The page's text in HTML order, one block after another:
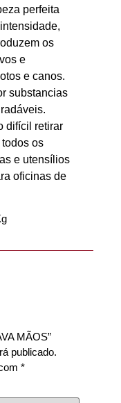
perfeita
os
e
e canos.
substancias
difícil retirar
os
e utensílios
oficinas de
MÃOS”
publicado.
*